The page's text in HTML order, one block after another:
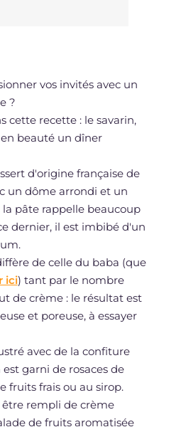
vos invités avec un
?
cette recette : le savarin,
beauté un dîner
d'origine française de
un dôme arrondi et un
pâte rappelle beaucoup
dernier, il est imbibé d'un
de celle du baba (que
ici) tant par le nombre
de crème : le résultat est
et poreuse, à essayer
avec de la confiture
garni de rosaces de
fruits frais ou au sirop.
rempli de crème
de fruits aromatisée